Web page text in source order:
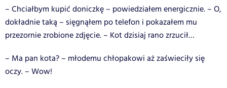
– Chciałbym kupić doniczkę – powiedziałem energicznie. – O,
dokładnie taką – sięgnąłem po telefon i pokazałem mu
przezornie zrobione zdjęcie. – Kot dzisiaj rano zrzucił…
– Ma pan kota? – młodemu chłopakowi aż zaświeciły się
oczy. – Wow!